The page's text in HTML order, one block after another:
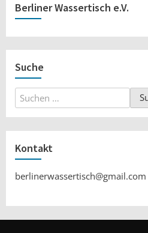
Berliner Wassertisch e.V.
Suche
Suchen
nach:
Kontakt
berlinerwassertisch@gmail.com